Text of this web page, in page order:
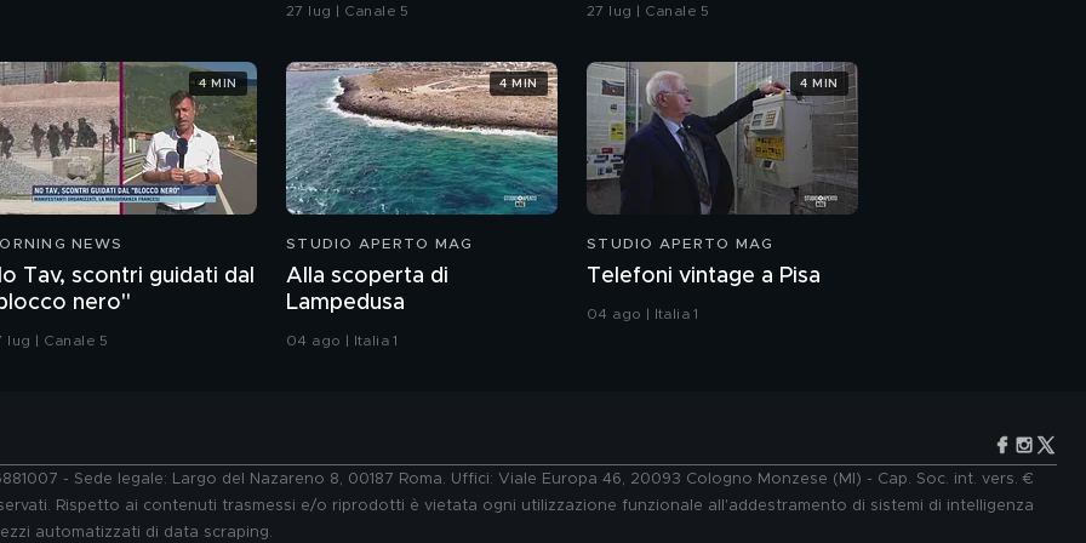
27 lug | Canale 5 27 lug | Canale 5
NEWS
Tav, scontri guidati dal
nero"
lug | Canale 5
4 MIN
STUDIO APERTO MAG
Alla scoperta di
Lampedusa
04 ago | Italia 1
4 MIN
STUDIO APERTO MAG
Telefoni vintage a Pisa
04 ago | Italia 1
4 MIN
- Sede legale: Largo del Nazareno 8, 00187 Roma. Uffici: Viale Europa 46, 20093 Cologno Monzese (MI) - Cap. Soc. int. vers. €
Rispetto ai contenuti trasmessi e/o riprodotti è vietata ogni utilizzazione funzionale all'addestramento di sistemi di intelligenza
automatizzati di data scraping.